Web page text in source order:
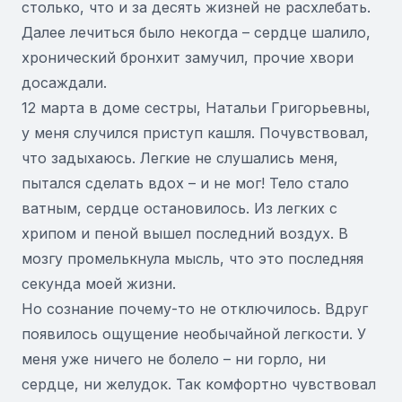
столько, что и за десять жизней не расхлебать.
Далее лечиться было некогда – сердце шалило,
хронический бронхит замучил, прочие хвори
досаждали.
12 марта в доме сестры, Натальи Григорьевны,
у меня случился приступ кашля. Почувствовал,
что задыхаюсь. Легкие не слушались меня,
пытался сделать вдох – и не мог! Тело стало
ватным, сердце остановилось. Из легких с
хрипом и пеной вышел последний воздух. В
мозгу промелькнула мысль, что это последняя
секунда моей жизни.
Но сознание почему-то не отключилось. Вдруг
появилось ощущение необычайной легкости. У
меня уже ничего не болело – ни горло, ни
сердце, ни желудок. Так комфортно чувствовал